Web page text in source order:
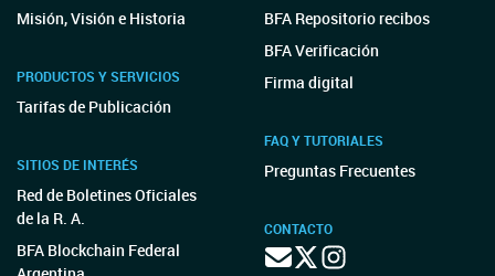
Misión, Visión e Historia
PRODUCTOS Y SERVICIOS
Tarifas de Publicación
SITIOS DE INTERÉS
Red de Boletines Oficiales
de la R. A.
BFA Blockchain Federal
BFA Repositorio recibos
BFA Verificación
Firma digital
FAQ Y TUTORIALES
Preguntas Frecuentes
CONTACTO